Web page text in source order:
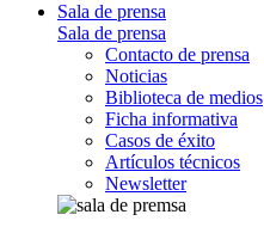
Sala de prensa
Sala de prensa
Contacto de prensa
Noticias
Biblioteca de medios
Ficha informativa
Casos de éxito
Artículos técnicos
Newsletter